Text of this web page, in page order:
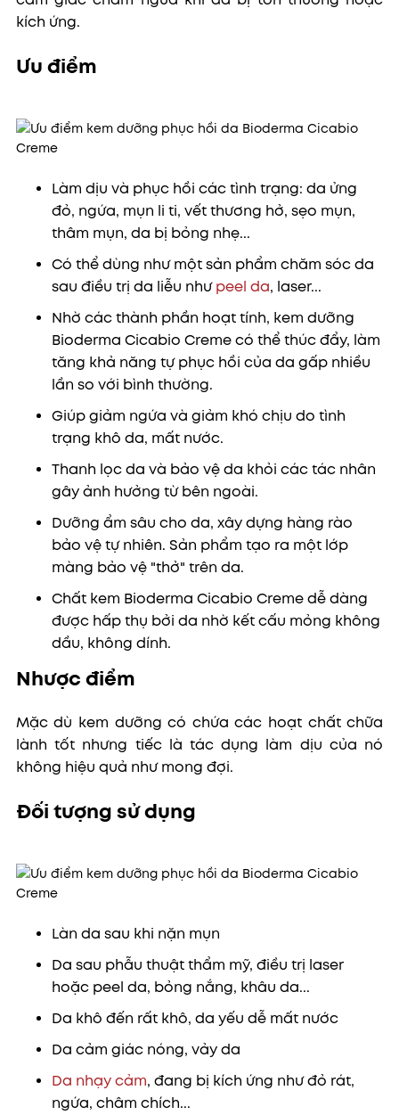
kích ứng.
Ưu điểm
Làm dịu và phục hồi các tình trạng: da ửng
đỏ, ngứa, mụn li ti, vết thương hở, sẹo mụn,
thâm mụn, da bị bỏng nhẹ...
Có thể dùng như một sản phẩm chăm sóc da
sau điều trị da liễu nhưpeel da, laser...
Nhờ các thành phần hoạt tính, kem dưỡng
Bioderma Cicabio Creme có thể thúc đẩy, làm
tăng khả năng tự phục hồi của da gấp nhiều
lần so với bình thường.
Giúp giảm ngứa và giảm khó chịu do tình
trạng khô da, mất nước.
Thanh lọc da và bảo vệ da khỏi các tác nhân
gây ảnh hưởng từ bên ngoài.
Dưỡng ẩm sâu cho da, xây dựng hàng rào
bảo vệ tự nhiên. Sản phẩm tạo ra một lớp
màng bảo vệ "thở" trên da.
Chất kem Bioderma Cicabio Creme dễ dàng
được hấp thụ bởi da nhờ kết cấu mỏng không
dầu, không dính.
Nhược điểm
Mặc dù kem dưỡng có chứa các hoạt chất chữa
lành tốt nhưng tiếc là tác dụng làm dịu của nó
không hiệu quả như mong đợi.
Đối tượng sử dụng
Làn da sau khi nặn mụn
Da sau phẫu thuật thẩm mỹ, điều trị laser
hoặc peel da, bỏng nắng, khâu da...
Da khô đến rất khô, da yếu dễ mất nước
Da cảm giác nóng, vảy da
Da nhạy cảm, đang bị kích ứng như đỏ rát,
ngứa, châm chích...